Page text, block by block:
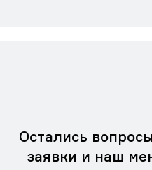
Остались
заявки и наш